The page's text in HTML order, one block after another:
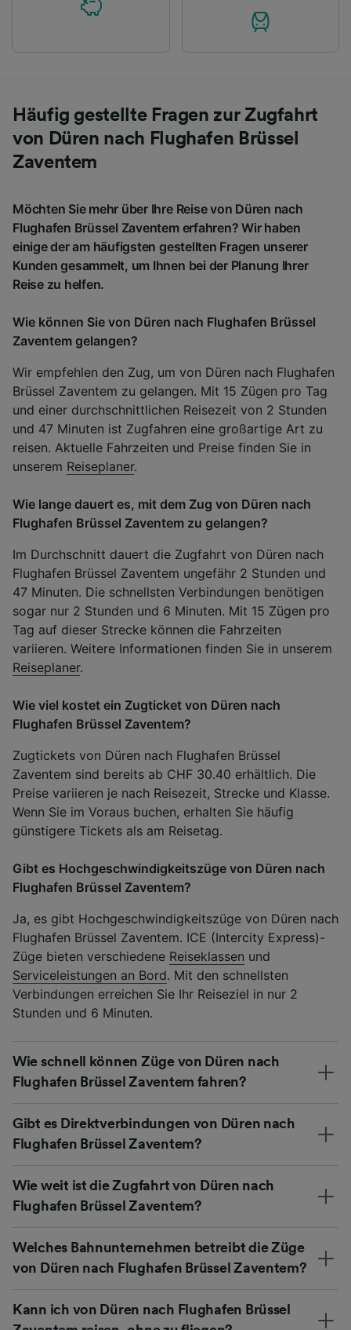
Häufig gestellte Fragen zur Zugfahrt
von Düren nach Flughafen Brüssel
Zaventem
Möchten Sie mehr über Ihre Reise von Düren nach
Flughafen Brüssel Zaventem erfahren? Wir haben
einige der am häufigsten gestellten Fragen unserer
Kunden gesammelt, um Ihnen bei der Planung Ihrer
Reise zu helfen.
Wie können Sie von Düren nach Flughafen Brüssel
Zaventem gelangen?
Wir empfehlen den Zug, um von Düren nach Flughafen
Brüssel Zaventem zu gelangen. Mit 15 Zügen pro Tag
und einer durchschnittlichen Reisezeit von 2 Stunden
und 47 Minuten ist Zugfahren eine großartige Art zu
reisen. Aktuelle Fahrzeiten und Preise finden Sie in
unserem Reiseplaner.
Wie lange dauert es, mit dem Zug von Düren nach
Flughafen Brüssel Zaventem zu gelangen?
Im Durchschnitt dauert die Zugfahrt von Düren nach
Flughafen Brüssel Zaventem ungefähr 2 Stunden und
47 Minuten. Die schnellsten Verbindungen benötigen
sogar nur 2 Stunden und 6 Minuten. Mit 15 Zügen pro
Tag auf dieser Strecke können die Fahrzeiten
variieren. Weitere Informationen finden Sie in unserem
Reiseplaner.
Wie viel kostet ein Zugticket von Düren nach
Flughafen Brüssel Zaventem?
Zugtickets von Düren nach Flughafen Brüssel
Zaventem sind bereits ab CHF 30.40 erhältlich. Die
Preise variieren je nach Reisezeit, Strecke und Klasse.
Wenn Sie im Voraus buchen, erhalten Sie häufig
günstigere Tickets als am Reisetag.
Gibt es Hochgeschwindigkeitszüge von Düren nach
Flughafen Brüssel Zaventem?
Ja, es gibt Hochgeschwindigkeitszüge von Düren nach
Flughafen Brüssel Zaventem. ICE (Intercity Express)-
Züge bieten verschiedene Reiseklassen und
Serviceleistungen an Bord. Mit den schnellsten
Verbindungen erreichen Sie Ihr Reiseziel in nur 2
Stunden und 6 Minuten.
Wie schnell können Züge von Düren nach
Flughafen Brüssel Zaventem fahren?
Gibt es Direktverbindungen von Düren nach
Flughafen Brüssel Zaventem?
Wie weit ist die Zugfahrt von Düren nach
Flughafen Brüssel Zaventem?
Welches Bahnunternehmen betreibt die Züge
von Düren nach Flughafen Brüssel Zaventem?
Kann ich von Düren nach Flughafen Brüssel